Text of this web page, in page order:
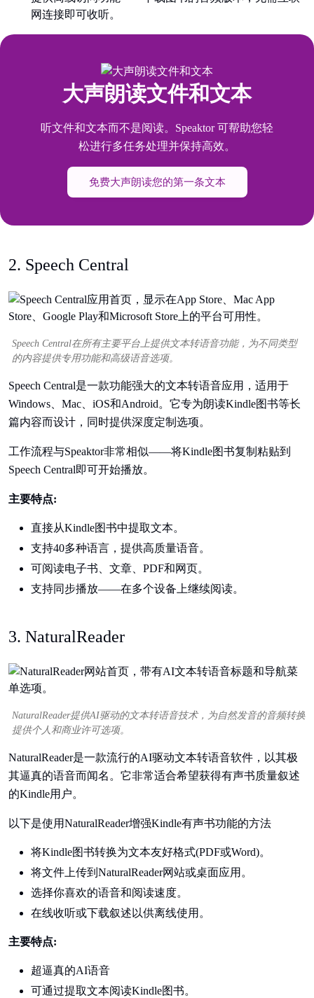
网连接即可收听。
大声朗读文件和文本
听文件和文本而不是阅读。Speaktor 可帮助您轻
松进行多任务处理并保持高效。
免费大声朗读您的第一条文本
2. Speech Central
Speech Central在所有主要平台上提供文本转语音功能，为不同类型
的内容提供专用功能和高级语音选项。
Speech Central是一款功能强大的文本转语音应用，适用于
Windows、Mac、iOS和Android。它专为朗读Kindle图书等长
篇内容而设计，同时提供深度定制选项。
工作流程与Speaktor非常相似——将Kindle图书复制粘贴到
Speech Central即可开始播放。
主要特点:
直接从Kindle图书中提取文本。
支持40多种语言，提供高质量语音。
可阅读电子书、文章、PDF和网页。
支持同步播放——在多个设备上继续阅读。
3. NaturalReader
NaturalReader提供AI驱动的文本转语音技术，为自然发音的音频转换
提供个人和商业许可选项。
NaturalReader是一款流行的AI驱动文本转语音软件，以其极
其逼真的语音而闻名。它非常适合希望获得有声书质量叙述
的Kindle用户。
以下是使用NaturalReader增强Kindle有声书功能的方法
将Kindle图书转换为文本友好格式(PDF或Word)。
将文件上传到NaturalReader网站或桌面应用。
选择你喜欢的语音和阅读速度。
在线收听或下载叙述以供离线使用。
主要特点:
超逼真的AI语音
可通过提取文本阅读Kindle图书。